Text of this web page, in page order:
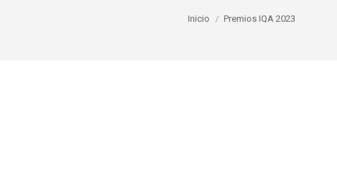
Estás aquí:
Inicio Premios IQA 2023